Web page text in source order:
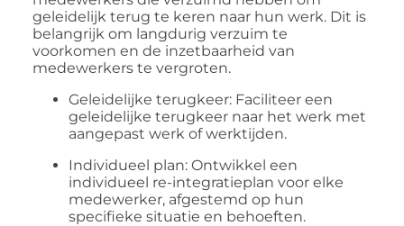
geleidelijk terug te keren naar hun werk. Dit is
belangrijk om langdurig verzuim te
voorkomen en de inzetbaarheid van
medewerkers te vergroten.
Geleidelijke terugkeer: Faciliteer een
geleidelijke terugkeer naar het werk met
aangepast werk of werktijden.
Individueel plan: Ontwikkel een
individueel re-integratieplan voor elke
medewerker, afgestemd op hun
specifieke situatie en behoeften.